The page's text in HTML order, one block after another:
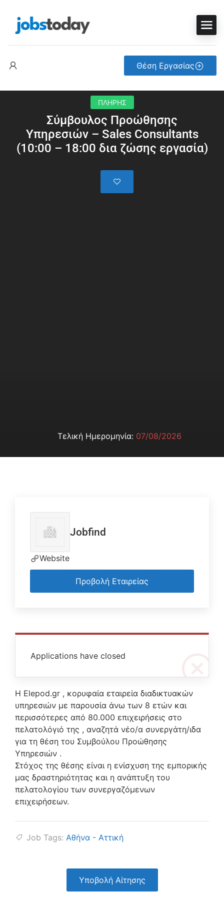
Θέση Εργασίας
ΠΛΗΡΗΣ
Σύμβουλος Προώθησης
Υπηρεσιών – Sales Consultants
(10:00 – 18:00 δια ζώσης εργασία)
Τελική Ημερομηνία: 07/08/2026
Applications have closed
Η Elepod.gr , κορυφαία εταιρεία διαδικτυακών
υπηρεσιών με παρουσία άνω των 8 ετών και
περισσότερες από 80.000 επιχειρήσεις στο
πελατολόγιό της , αναζητά νέο/α συνεργάτη/ιδα
για τη θέση του Συμβούλου Προώθησης
Υπηρεσιών .
Στόχος της θέσης είναι η ενίσχυση της εμπορικής
μας δραστηριότητας και η ανάπτυξη του
πελατολογίου των συνεργαζόμενων
επιχειρήσεων.
Job Tags: Αθήνα - Αττική
Υποβολή Αίτησης
Jobfind
Website
Προβολή Εταιρείας